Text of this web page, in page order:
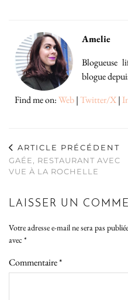
Amelie
Blogueuse
blogue
Find me on:Web|Twitter/X|
ARTICLE PRÉCÉDENT
GAÉE, RESTAURANT AVEC
VUE À LA ROCHELLE
LAISSER UN
Votre adresse e-mail ne sera pas
avec *
Commentaire*